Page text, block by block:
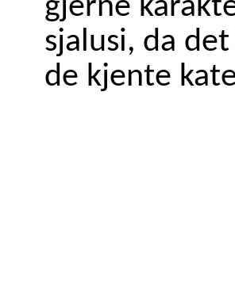
gjerne
sjalusi, da
de kjente